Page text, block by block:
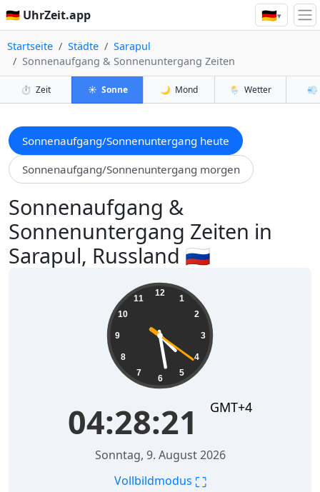
🇩🇪 UhrZeit.app 🇩🇪▾
Startseite Städte
Sarapul
Sonnenaufgang & Sonnenuntergang Zeiten
⏱️ Zeit ☀️ Sonne 🌙 Mond 🌦️ Wetter 💨
Sonnenaufgang/Sonnenuntergang heute
Sonnenaufgang/Sonnenuntergang morgen
Sonnenaufgang &
Sonnenuntergang Zeiten in
Sarapul, Russland 🇷🇺
12
1
2
3
4
5
6
7
8
9
10
11
04:28:23 GMT+4
Sonntag, 9. August 2026
Vollbildmodus ⛶